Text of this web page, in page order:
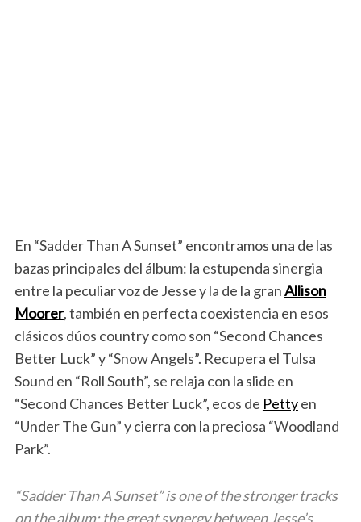
En “Sadder Than A Sunset” encontramos una de las
bazas principales del álbum: la estupenda sinergia
entre la peculiar voz de Jesse y la de la granAllison
Moorer, también en perfecta coexistencia en esos
clásicos dúos country como son “Second Chances
Better Luck” y “Snow Angels”. Recupera el Tulsa
Sound en “Roll South”, se relaja con la slide en
“Second Chances Better Luck”, ecos de Pettyen
“Under The Gun” y cierra con la preciosa “Woodland
Park”.
“Sadder Than A Sunset” is one of the stronger tracks
on the album: the great synergy between Jesse’s